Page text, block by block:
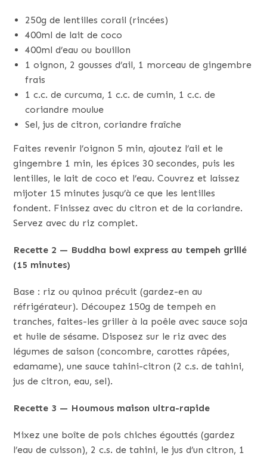
250g de lentilles corail (rincées)
400ml de lait de coco
400ml d’eau ou bouillon
1 oignon, 2 gousses d’ail, 1 morceau de gingembre
frais
1 c.c. de curcuma, 1 c.c. de cumin, 1 c.c. de
coriandre moulue
Sel, jus de citron, coriandre fraîche
Faites revenir l’oignon 5 min, ajoutez l’ail et le
gingembre 1 min, les épices 30 secondes, puis les
lentilles, le lait de coco et l’eau. Couvrez et laissez
mijoter 15 minutes jusqu’à ce que les lentilles
fondent. Finissez avec du citron et de la coriandre.
Servez avec du riz complet.
Recette 2 — Buddha bowl express au tempeh grillé
(15 minutes)
Base : riz ou quinoa précuit (gardez-en au
réfrigérateur). Découpez 150g de tempeh en
tranches, faites-les griller à la poêle avec sauce soja
et huile de sésame. Disposez sur le riz avec des
légumes de saison (concombre, carottes râpées,
edamame), une sauce tahini-citron (2 c.s. de tahini,
jus de citron, eau, sel).
Recette 3 — Houmous maison ultra-rapide
Mixez une boîte de pois chiches égouttés (gardez
l’eau de cuisson), 2 c.s. de tahini, le jus d’un citron, 1